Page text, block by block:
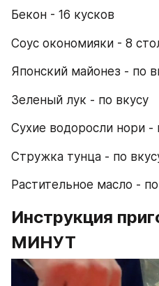
Бекон - 16 кусков
Соус окономияки - 8
Японский майонез - по
Зеленый лук - по вкусу
Сухие водоросли нори -
Стружка тунца - по
Растительное масло -
Инструкция
МИНУТ